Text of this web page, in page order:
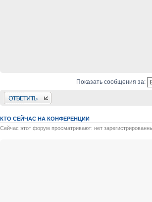
Показать сообщения за:
Ответить
КТО СЕЙЧАС НА КОНФЕРЕНЦИИ
Сейчас этот форум просматривают: нет